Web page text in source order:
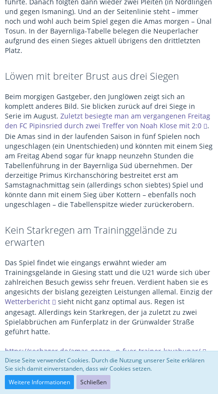
und gegen Ismaning). Und an der Seitenlinie steht – immer
noch und wohl auch beim Spiel gegen die Amas morgen – Ünal
Tosun. In der Bayernliga-Tabelle belegen die Neuperlacher
aufgrund des einen Sieges aktuell übrigens den drittletzten
Platz.
Löwen mit breiter Brust aus drei Siegen
Beim morgigen Gastgeber, den Junglöwen zeigt sich an
komplett anderes Bild. Sie blicken zurück auf drei Siege in
Serie im August. Zuletzt besiegte man am vergangenen Freitag
den FC Pipinsried durch zwei Treffer von Noah Klose mit 2:0
.
Die Amas sind in der laufenden Saison in fünf Spielen noch
ungeschlagen (ein Unentschieden) und könnten mit einem Sieg
am Freitag Abend sogar für knapp neunzehn Stunden die
Tabellenführung in der Bayernliga Süd übernehmen. Der
derzeitige Primus Kirchanschöring bestreitet erst am
Samstagnachmittag sein (allerdings schon siebtes) Spiel und
könnte dann mit einem Sieg über Kottern – ebenfalls noch
ungeschlagen – die Tabellenspitze wieder zurückerobern.
Kein Starkregen am Traininggelände zu
erwarten
Das Spiel findet wie eingangs erwähnt wieder am
Trainingsgelände in Giesing statt und die U21 würde sich über
zahlreichen Besuch gewiss sehr freuen. Verdient haben sie es
angesichts der bislang gezeigten Leistungen allemal. Einzig der
Wetterbericht
sieht nicht ganz optimal aus. Regen ist
angesagt. Allerdings kein Starkregen, der ja zuletzt zu zwei
Spielabbrüchen am Fünferplatz in der Grünwalder Straße
geführt hatte.
https://sechzger.de/amas-gegen…n-fuer-trainer-kayabunar/
Loewe
Diese Seite verwendet Cookies. Durch die Nutzung unserer Seite erklären
Sie sich damit einverstanden, dass wir Cookies setzen.
Weitere Informationen
Schließen